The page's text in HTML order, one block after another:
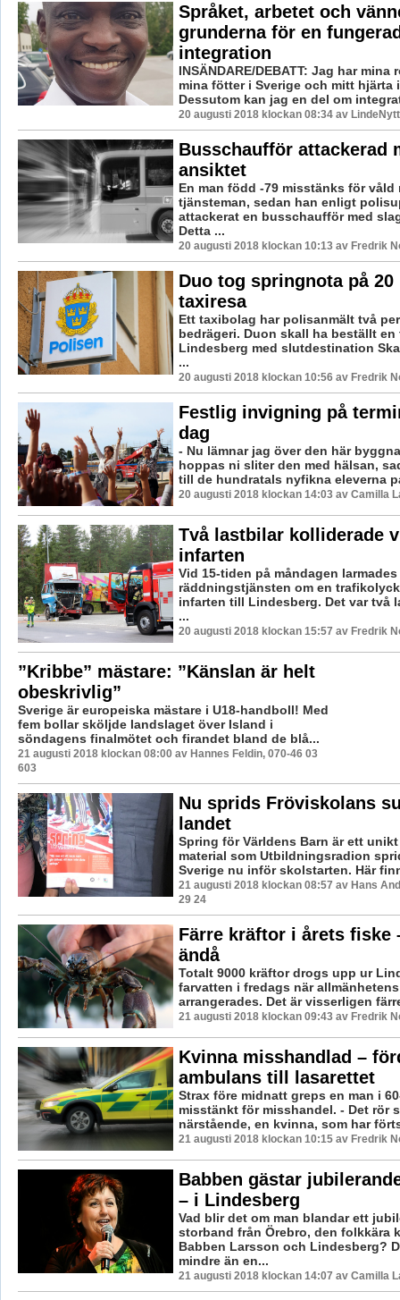
Språket, arbetet och
grunderna för en
integration
INSÄNDARE/DEBATT: Jag har
mina fötter i Sverige och mitt hjärta
Dessutom kan jag en del om
20 augusti 2018 klockan 08:34 av
Busschaufför attackerad
ansiktet
En man född -79 misstänks för våld
tjänsteman, sedan han enligt
attackerat en busschaufför med
Detta ...
20 augusti 2018 klockan 10:13 av Fredrik
Duo tog springnota på 20
taxiresa
Ett taxibolag har polisanmält två
bedrägeri. Duon skall ha beställt en
Lindesberg med slutdestination
...
20 augusti 2018 klockan 10:56 av Fredrik
Festlig invigning på
dag
- Nu lämnar jag över den här
hoppas ni sliter den med hälsan,
till de hundratals nyfikna eleverna
20 augusti 2018 klockan 14:03 av Camilla
Två lastbilar kolliderade
infarten
Vid 15-tiden på måndagen larmades
räddningstjänsten om en
infarten till Lindesberg. Det var två
...
20 augusti 2018 klockan 15:57 av Fredrik
”Kribbe” mästare: ”Känslan är helt
obeskrivlig”
Sverige är europeiska mästare i U18-handboll! Med
fem bollar sköljde landslaget över Island i
söndagens finalmötet och firandet bland de blå...
21 augusti 2018 klockan 08:00 av Hannes Feldin, 070-46 03
603
Nu sprids Fröviskolans
landet
Spring för Världens Barn är ett
material som Utbildningsradion
Sverige nu inför skolstarten. Här
21 augusti 2018 klockan 08:57 av Hans
29 24
Färre kräftor i årets fiske
ändå
Totalt 9000 kräftor drogs upp ur
farvatten i fredags när
arrangerades. Det är visserligen
21 augusti 2018 klockan 09:43 av Fredrik
Kvinna misshandlad –
ambulans till lasarettet
Strax före midnatt greps en man i
misstänkt för misshandel. - Det rör
närstående, en kvinna, som har
21 augusti 2018 klockan 10:15 av Fredrik
Babben gästar
– i Lindesberg
Vad blir det om man blandar ett
storband från Örebro, den folkkära
Babben Larsson och Lindesberg?
mindre än en...
21 augusti 2018 klockan 14:07 av Camilla